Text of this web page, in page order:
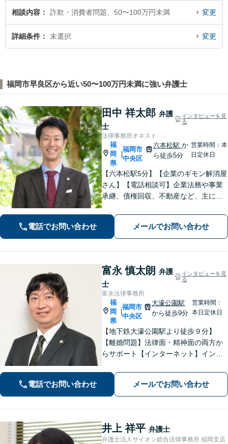
相談内容 詐欺・消費者問題、50〜100万円未満 変更
詳細条件 未選択 変更
福岡市早良区から近い50〜100万円未満に強い弁護士
田中 祥太郎 弁護
士
インタビューを見
る
法律事務所オネスト
福
岡
県
福岡市
中央区
六本松駅か
ら徒歩5分
営業時間：本
日定休日
【六本松駅5分】【企業のギモン解消屋
さん】【電話相談可】企業法務や事業
承継、債権回収、不動産など、主に企
のみなさまが安心して本業に専念でき
るよう、法律に関するちょっとした疑
問や悩みも迅速に解消。ぜひご相談く
ださい。
電話でお問い合わせ メールでお問い合わせ
富永 慎太朗 弁護
士
インタビューを見
る
富永法律事務所
福
岡
県
福岡市
中央区
大濠公園駅
から徒歩9分
営業時間：
本日定休日
【地下鉄大濠公園駅より徒歩９分】
【離婚問題】法律面・精神面の両方か
らサポート【インターネット】インス
決実績多数【休日面談可】【子連れ相
談可】【初回面談無料】
電話でお問い合わせ メールでお問い合わせ
井上 祥平 弁護士
弁護士法人サイオン総合法律事務所 福岡支店